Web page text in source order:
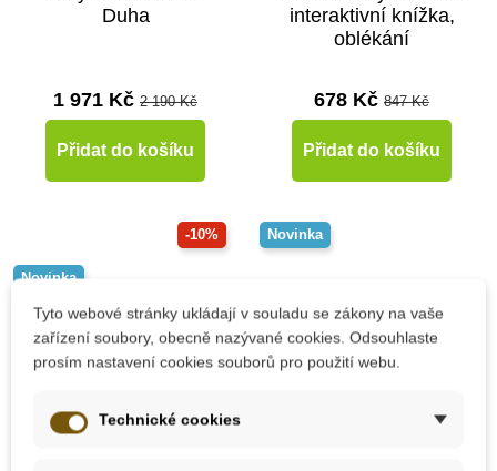
Duha
1 971 Kč 2 190 Kč
Přidat do košíku
interaktivní knížka,
oblékání
678 Kč 847 Kč
Přidat do košíku
-10%
Novinka
Do školy
Novinka
Tyto webové stránky ukládají v souladu se zákony na vaše
zařízení soubory, obecně nazývané cookies. Odsouhlaste
prosím nastavení cookies souborů pro použití webu.
Technické cookies